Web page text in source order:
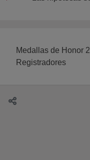
Medallas de Honor
Registradores